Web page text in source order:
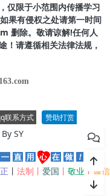
仅限于小范围内传播学习
果有侵权之处请第一时间
删除。敬请谅解!任何人
！请遵循相关法律法规，
联系方式 赞助打赏
SY
丨 法制丨 爱国 丨 敬业 丨 诚信